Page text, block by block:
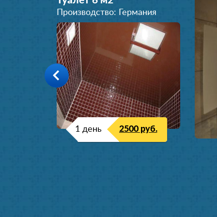
Производство: Германия
1 день 2500 руб.